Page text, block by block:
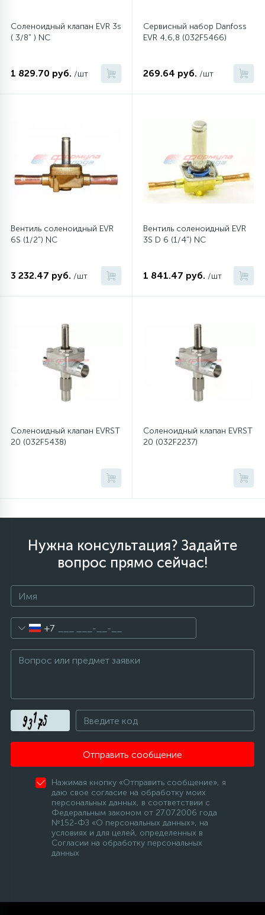
Сливные фильтры
45
Смазки
5
Таходатчики
6
ТЭНы (нагревательные элементы)
Шланги залива
Шланги слива
Соленоидный клапан EVR 3s
( 3/8" ) NC
1 829.70 руб. /шт
Сервисный набор Danfoss
EVR 4,6,8 (032F5466)
269.64 руб. /шт
Вентиль соленоидный EVR
6S (1/2") NC
3 232.47 руб. /шт
Вентиль соленоидный EVR
3S D 6 (1/4") NC
1 841.47 руб. /шт
Соленоидный клапан EVRST
20 (032F5438)
Соленоидный клапан EVRST
20 (032F2237)
Нужна консультация? Задайте
вопрос прямо сейчас!
+7
Отправить сообщение
Нажимая кнопку «Отправить сообщение», я
даю свое согласие на обработку моих
персональных данных, в соответствии с
Федеральным законом от 27.07.2006 года
№152-ФЗ «О персональных данных», на
условиях и для целей, определенных в
Согласии на обработку персональных
данных